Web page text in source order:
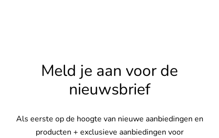
Meld je aan voor de
nieuwsbrief
Als eerste op de hoogte van nieuwe aanbiedingen en
producten + exclusieve aanbiedingen voor